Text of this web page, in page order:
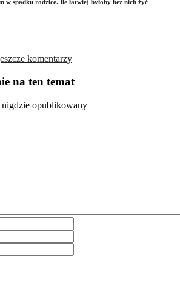
w spadku rodzice. Ile łatwiej byłoby bez nich żyć
komentarzy
na ten temat
opublikowany